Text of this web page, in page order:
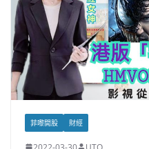
菲嚟開股 財經